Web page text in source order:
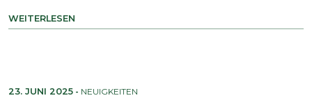
WEITERLESEN
23. JUNI 2025 - NEUIGKEITEN